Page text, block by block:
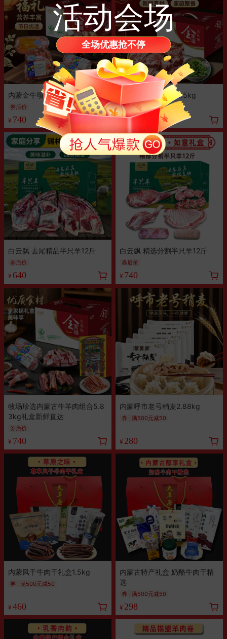
内蒙金牛颂福礼盒 6kg
券后价
¥ 740
内蒙草原手把羊肉4.5kg
券 满500元减50
¥490
白云飘 去尾精品半只羊12斤
券后价
¥ 640
白云飘 精选分割半只羊12斤
券后价
¥ 740
牧场珍选内蒙古牛羊肉组合5.8
3kg礼盒新鲜直达
券后价
¥ 740
内蒙呼市老号稍麦2.88kg
券 满500元减50
¥ 280
内蒙风干牛肉干礼盒1.5kg
券 满500元减50
¥ 460
内蒙古特产礼盒 奶酪牛肉干精
选
券 满500元减50
¥ 298
活动会场
全场优惠抢不停